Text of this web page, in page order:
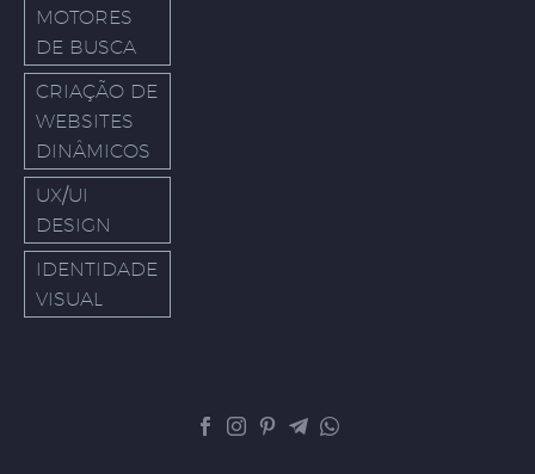
MOTORES
DE BUSCA
CRIAÇÃO DE
WEBSITES
DINÂMICOS
UX/UI
DESIGN
IDENTIDADE
VISUAL